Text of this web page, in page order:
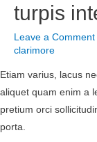
turpis
Leave a Comment
clarimore
Etiam varius, lacus
aliquet quam enim a
pretium orci
porta.